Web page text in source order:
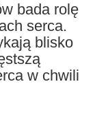
bada rolę
serca.
blisko
w chwili